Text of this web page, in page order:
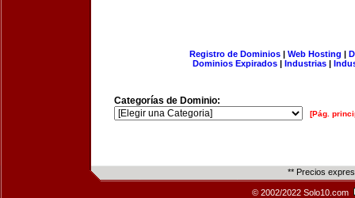
Registro de Dominios| Web Hosting |
Dominios Expirados | Industrias |
Categorías de Dominio:
[Pág.
** Precios
© 2002/2022 Solo10.com